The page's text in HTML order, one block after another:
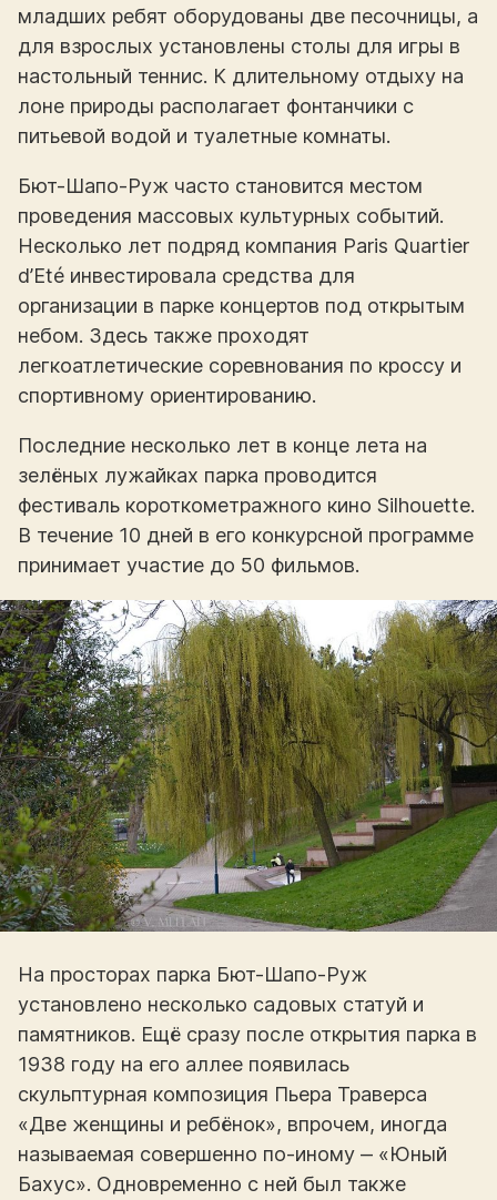
младших ребят оборудованы две песочницы, а
для взрослых установлены столы для игры в
настольный теннис. К длительному отдыху на
лоне природы располагает фонтанчики с
питьевой водой и туалетные комнаты.
Бют-Шапо-Руж часто становится местом
проведения массовых культурных событий.
Несколько лет подряд компания Paris Quartier
d’Eté инвестировала средства для
организации в парке концертов под открытым
небом. Здесь также проходят
легкоатлетические соревнования по кроссу и
спортивному ориентированию.
Последние несколько лет в конце лета на
зелёных лужайках парка проводится
фестиваль короткометражного кино Silhouette.
В течение 10 дней в его конкурсной программе
принимает участие до 50 фильмов.
На просторах парка Бют-Шапо-Руж
установлено несколько садовых статуй и
памятников. Ещё сразу после открытия парка в
1938 году на его аллее появилась
скульптурная композиция Пьера Траверса
«Две женщины и ребёнок», впрочем, иногда
называемая совершенно по-иному ‒ «Юный
Бахус». Одновременно с ней был также